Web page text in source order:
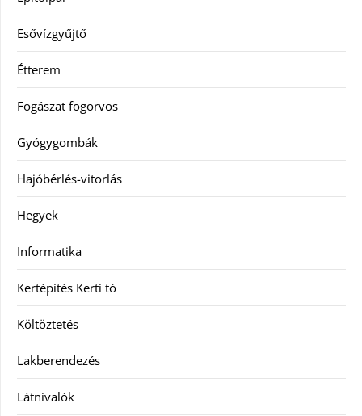
Esővízgyűjtő
Étterem
Fogászat fogorvos
Gyógygombák
Hajóbérlés-vitorlás
Hegyek
Informatika
Kertépítés Kerti tó
Költöztetés
Lakberendezés
Látnivalók